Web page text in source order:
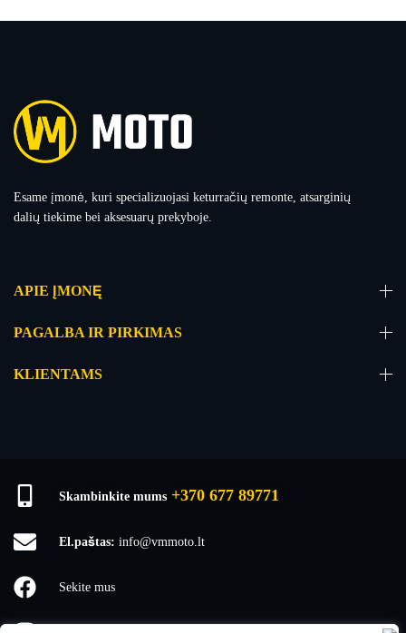
Esame įmonė, kuri specializuojasi keturračių remonte, atsarginių
dalių tiekime bei aksesuarų prekyboje.
APIE ĮMONĘ
PAGALBA IR PIRKIMAS
KLIENTAMS
Skambinkite mums +370 677 89771
El.paštas: info@vmmoto.lt
Sekite mus